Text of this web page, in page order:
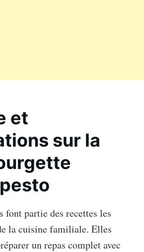
et
sur la
font partie des recettes les
la cuisine familiale. Elles
un repas complet avec